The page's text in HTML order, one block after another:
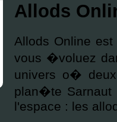
Allods
Allods Online
vous �voluez
univers o�
plan�te
l'espace : les